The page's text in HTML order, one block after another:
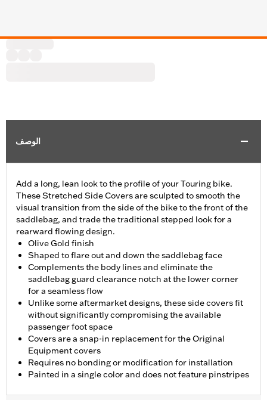
الوصف
Add a long, lean look to the profile of your Touring bike.
These Stretched Side Covers are sculpted to smooth the
visual transition from the side of the bike to the front of the
saddlebag, and trade the traditional stepped look for a
rearward flowing design.
Olive Gold finish
Shaped to flare out and down the saddlebag face
Complements the body lines and eliminate the
saddlebag guard clearance notch at the lower corner
for a seamless flow
Unlike some aftermarket designs, these side covers fit
without significantly compromising the available
passenger foot space
Covers are a snap-in replacement for the Original
Equipment covers
Requires no bonding or modification for installation
Painted in a single color and does not feature pinstripes